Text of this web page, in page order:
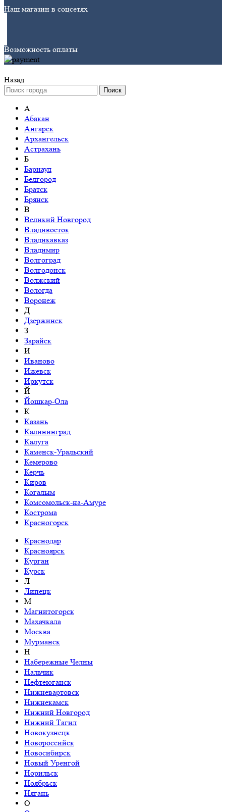
Наш магазин в соцсетях
Возможность оплаты
Назад
Поиск
А
Абакан
Ангарск
Архангельск
Астрахань
Б
Барнаул
Белгород
Братск
Брянск
В
Великий Новгород
Владивосток
Владикавказ
Владимир
Волгоград
Волгодонск
Волжский
Вологда
Воронеж
Д
Дзержинск
З
Зарайск
И
Иваново
Ижевск
Иркутск
Й
Йошкар-Ола
К
Казань
Калининград
Калуга
Каменск-Уральский
Кемерово
Керчь
Киров
Когалым
Комсомольск-на-Амуре
Кострома
Красногорск
Краснодар
Красноярск
Курган
Курск
Л
Липецк
М
Магнитогорск
Махачкала
Москва
Мурманск
Н
Набережные Челны
Нальчик
Нефтеюганск
Нижневартовск
Нижнекамск
Нижний Новгород
Нижний Тагил
Новокузнецк
Новороссийск
Новосибирск
Новый Уренгой
Норильск
Ноябрьск
Нягань
О